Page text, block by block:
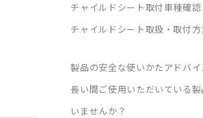
チャイルドシート取付車種確認
チャイルドシート取扱・取付
製品の安全な使いかたアドバイ
長い間ご使用いただいている
いませんか？